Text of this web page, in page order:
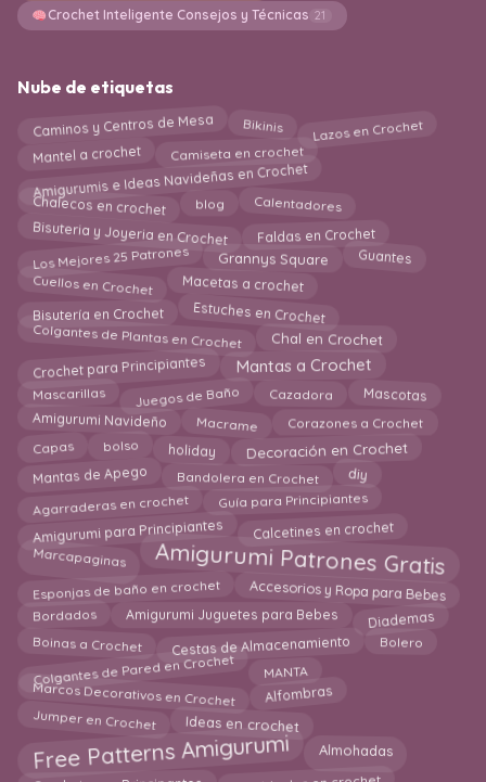
Crochet Inteligente Consejos y Técnicas 21
Nube de etiquetas
Caminos y Centros de Mesa Bikinis Lazos en Crochet
Mantel a crochet Camiseta en crochet
Amigurumis e Ideas Navideñas en Crochet
Chalecos en crochet blog Calentadores
Bisuteria y Joyeria en Crochet Faldas en Crochet
Los Mejores 25 Patrones Grannys Square Guantes
Cuellos en Crochet Macetas a crochet
Bisutería en Crochet Estuches en Crochet
Colgantes de Plantas en Crochet Chal en Crochet
Crochet para Principiantes Mantas a Crochet
Mascarillas Juegos de Baño Cazadora Mascotas
Amigurumi Navideño Macrame Corazones a Crochet
Capas bolso holiday Decoración en Crochet
Mantas de Apego Bandolera en Crochet diy
Agarraderas en crochet Guía para Principiantes
Amigurumi para Principiantes Calcetines en crochet
Marcapaginas Amigurumi Patrones Gratis
Esponjas de baño en crochet Accesorios y Ropa para Bebes
Bordados Amigurumi Juguetes para Bebes Diademas
Boinas a Crochet Cestas de Almacenamiento Bolero
Colgantes de Pared en Crochet MANTA
Marcos Decorativos en Crochet Alfombras
Jumper en Crochet Ideas en crochet
Free Patterns Amigurumi Almohadas